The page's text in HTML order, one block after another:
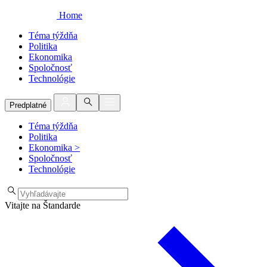
Home
Téma týždňa
Politika
Ekonomika
Spoločnosť
Technológie
Predplatné
Téma týždňa
Politika
Ekonomika >
Spoločnosť
Technológie
Vitajte na Štandarde